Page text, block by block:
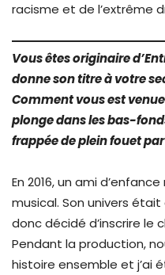
racisme et de l’extrême
Vous êtes originaire
donne son titre à votre
Comment vous est
plonge dans les bas-
frappée de plein fouet par
En 2016, un ami
musical. Son univers était
donc décidé d’inscrire le
Pendant la production,
histoire ensemble et j’ai